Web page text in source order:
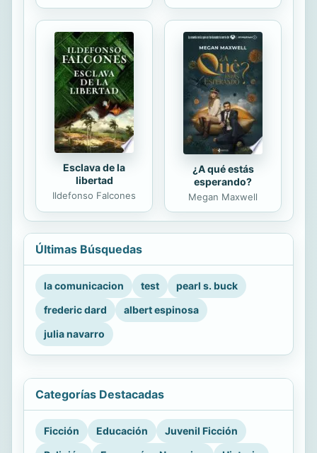
Esclava de la
libertad
Ildefonso Falcones
¿A qué estás
esperando?
Megan Maxwell
Últimas Búsquedas
la comunicacion test
pearl s. buck
frederic dard
albert espinosa
julia navarro
Categorías Destacadas
Ficción Educación
Juvenil Ficción